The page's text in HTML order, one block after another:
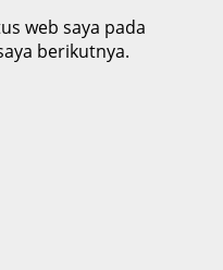
web saya pada
berikutnya.